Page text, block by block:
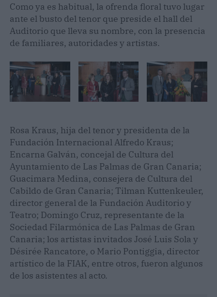
Como ya es habitual, la ofrenda floral tuvo lugar
ante el busto del tenor que preside el hall del
Auditorio que lleva su nombre, con la presencia
de familiares, autoridades y artistas.
Rosa Kraus, hija del tenor y presidenta de la
Fundación Internacional Alfredo Kraus;
Encarna Galván, concejal de Cultura del
Ayuntamiento de Las Palmas de Gran Canaria;
Guacimara Medina, consejera de Cultura del
Cabildo de Gran Canaria; Tilman Kuttenkeuler,
director general de la Fundación Auditorio y
Teatro; Domingo Cruz, representante de la
Sociedad Filarmónica de Las Palmas de Gran
Canaria; los artistas invitados José Luis Sola y
Désirée Rancatore, o Mario Pontiggia, director
artístico de la FIAK, entre otros, fueron algunos
de los asistentes al acto.